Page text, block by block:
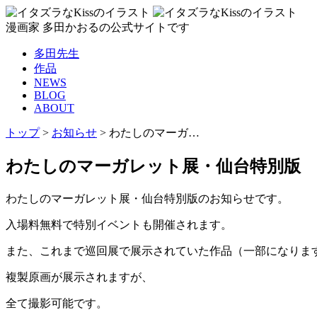
漫画家 多田かおるの公式サイトです
多田先生
作品
NEWS
BLOG
ABOUT
トップ> お知らせ > わたしのマーガ…
わたしのマーガレット展・仙台特別版
わたしのマーガレット展・仙台特別版のお知らせです。
入場料無料で特別イベントも開催されます。
また、これまで巡回展で展示されていた作品（一部になりま
複製原画が展示されますが、
全て撮影可能です。